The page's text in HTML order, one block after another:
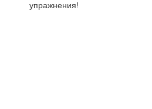
упражнения!